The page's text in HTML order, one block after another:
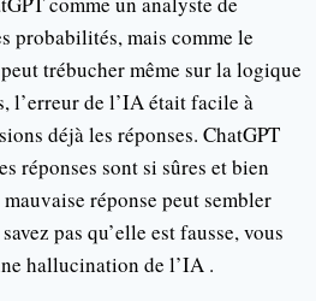
probabilités, mais comme le
trébucher même sur la logique
l’erreur de l’IA était facile à
déjà les réponses. ChatGPT
réponses sont si sûres et bien
réponse peut sembler
pas qu’elle est fausse, vous
hallucination de l’IA .